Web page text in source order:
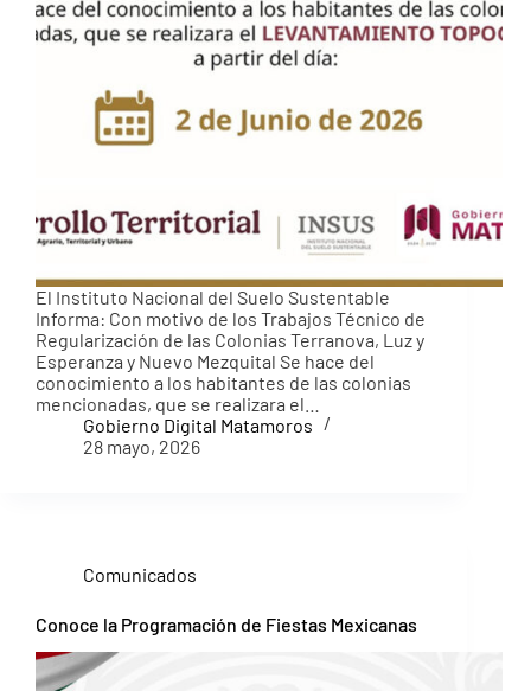
El Instituto Nacional del Suelo Sustentable
Informa: Con motivo de los Trabajos Técnico de
Regularización de las Colonias Terranova, Luz y
Esperanza y Nuevo Mezquital Se hace del
conocimiento a los habitantes de las colonias
mencionadas, que se realizara el…
Gobierno Digital Matamoros
28 mayo, 2026
Comunicados
Conoce la Programación de Fiestas Mexicanas